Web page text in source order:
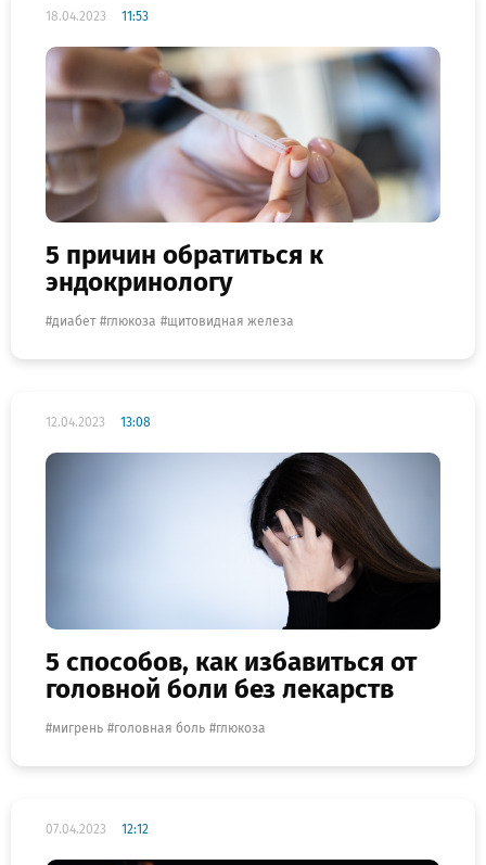
18.04.2023 11:53
5 причин обратиться к
эндокринологу
диабет глюкоза щитовидная железа
12.04.2023 13:08
5 способов, как избавиться от
головной боли без лекарств
мигрень головная боль глюкоза
07.04.2023 12:12